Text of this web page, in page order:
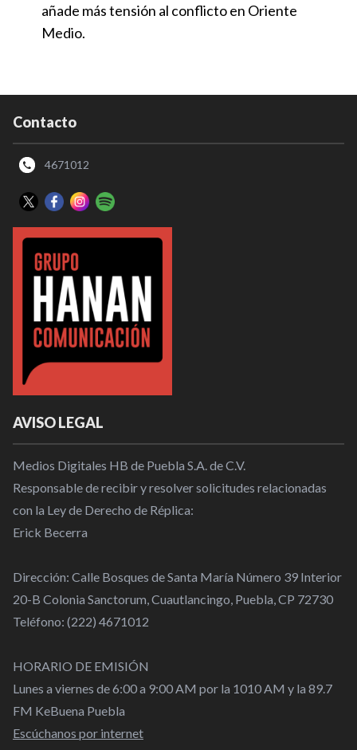
añade más tensión al conflicto en Oriente
Medio.
Contacto
4671012
AVISO LEGAL
Medios Digitales HB de Puebla S.A. de C.V.
Responsable de recibir y resolver solicitudes relacionadas
con la Ley de Derecho de Réplica:
Erick Becerra
Dirección: Calle Bosques de Santa María Número 39 Interior
20-B Colonia Sanctorum, Cuautlancingo, Puebla, CP 72730
Teléfono: (222) 4671012
HORARIO DE EMISIÓN
Lunes a viernes de 6:00 a 9:00 AM por la 1010 AM y la 89.7
FM KeBuena Puebla
Escúchanos por internet